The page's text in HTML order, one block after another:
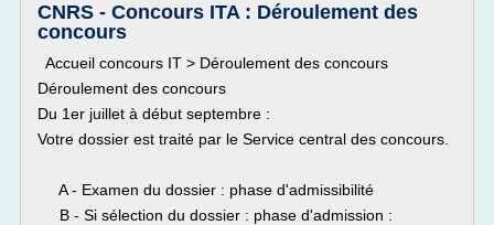
CNRS - Concours ITA : Déroulement des
concours
Accueil concours IT > Déroulement des concours
Déroulement des concours
Du 1er juillet à début septembre :
Votre dossier est traité par le Service central des concours.
A - Examen du dossier : phase d'admissibilité
B - Si sélection du dossier : phase d'admission :